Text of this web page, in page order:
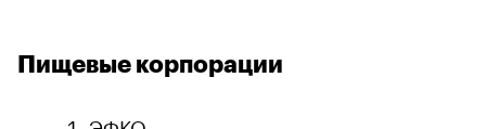
Пищевые корпорации